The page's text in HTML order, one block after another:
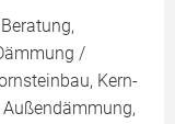
/
Kern-